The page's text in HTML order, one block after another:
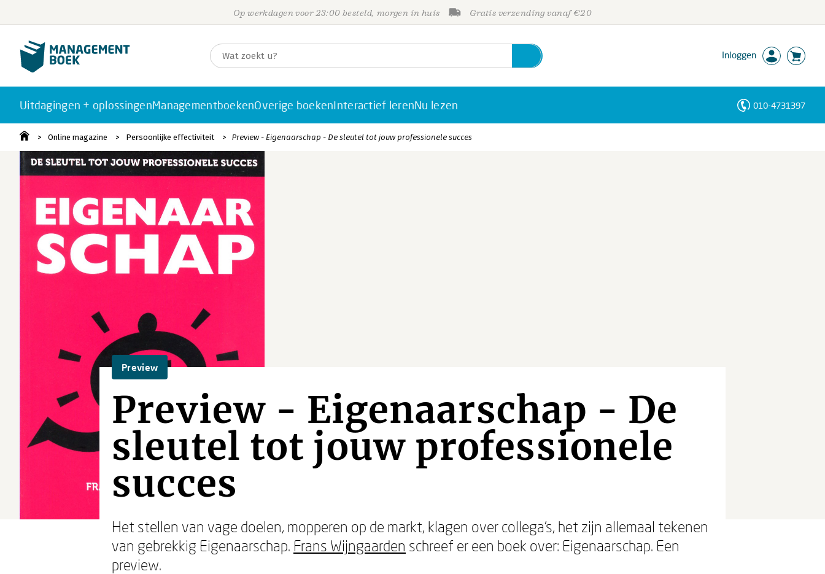
Op werkdagen voor 23:00 besteld, morgen in huis Gratis verzending vanaf €20
Inloggen
Uitdagingen + oplossingenManagementboekenOverige boekenInteractief lerenNu lezen 010-4731397
Online magazine Persoonlijke effectiviteit Preview - Eigenaarschap - De sleutel tot jouw professionele succes
Preview
Preview - Eigenaarschap - De
sleutel tot jouw professionele
succes
Het stellen van vage doelen, mopperen op de markt, klagen over collega's, het zijn allemaal tekenen
van gebrekkig Eigenaarschap. Frans Wijngaarden schreef er een boek over: Eigenaarschap. Een
preview.
Personen